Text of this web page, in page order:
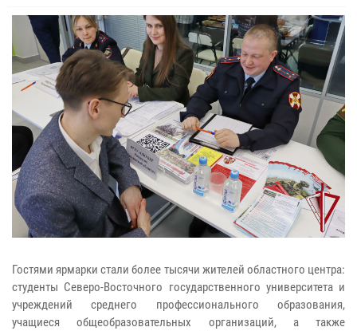
Гостями ярмарки стали более тысячи жителей областного центра:
студенты Северо-Восточного государственного университета и
учреждений среднего профессионального образования,
учащиеся общеобразовательных организаций, а также